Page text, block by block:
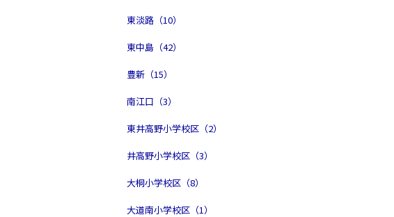
東淡路（10）
東中島（42）
豊新（15）
南江口（3）
東井高野小学校区（2）
井高野小学校区（3）
大桐小学校区（8）
大道南小学校区（1）